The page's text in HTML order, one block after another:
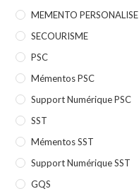
MEMENTO PERSONALISE
SECOURISME
PSC
Mémentos PSC
Support Numérique PSC
SST
Mémentos SST
Support Numérique SST
GQS